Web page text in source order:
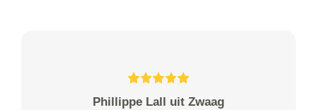
Phillippe Lall uit Zwaag